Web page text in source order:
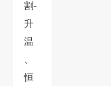
割-
升
温
恒